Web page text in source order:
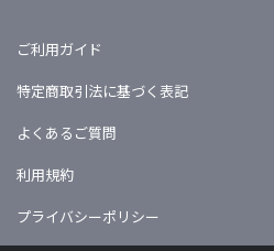
ご利用ガイド
特定商取引法に基づく表記
よくあるご質問
利用規約
プライバシーポリシー